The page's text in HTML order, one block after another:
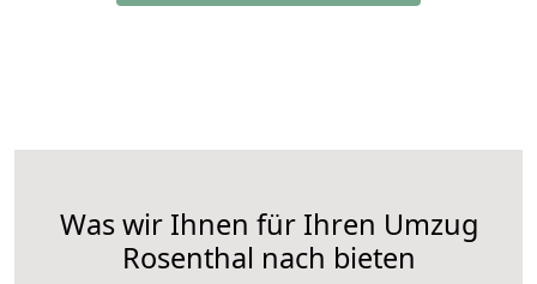
Was wir Ihnen für Ihren Umzug
Rosenthal nach bieten